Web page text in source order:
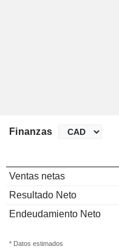
Finanzas
Ventas netas
Resultado Neto
Endeudamiento Neto
* Datos estimados